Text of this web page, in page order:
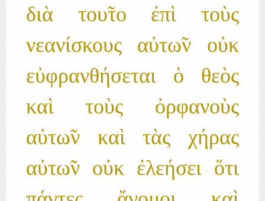
διὰ του̃το ἐπὶ τοὺς
νεανίσκους αὐτω̃ν οὐκ
εὐφρανθήσεται ὁ θεὸς
καὶ τοὺς ὀρφανοὺς
αὐτω̃ν καὶ τὰς χήρας
αὐτω̃ν οὐκ ἐλεήσει ὅτι